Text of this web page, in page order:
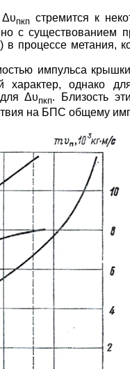
Δυпкпстремится к
с существованием
процессе метания,
импульса
однако
дляΔυпкп. Близость
на БПС общему